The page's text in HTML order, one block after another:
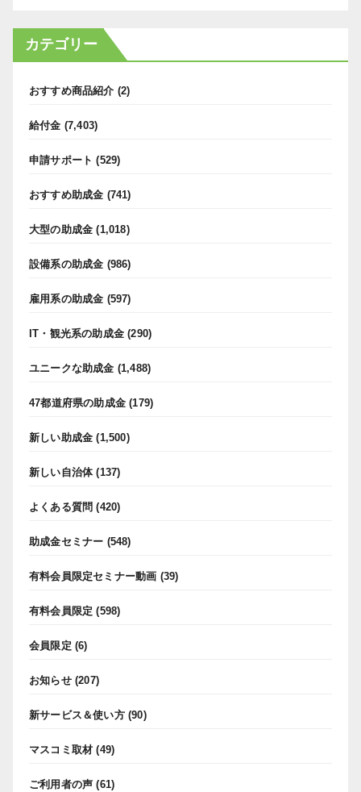
カテゴリー
おすすめ商品紹介 (2)
給付金 (7,403)
申請サポート (529)
おすすめ助成金 (741)
大型の助成金 (1,018)
設備系の助成金 (986)
雇用系の助成金 (597)
IT・観光系の助成金 (290)
ユニークな助成金 (1,488)
47都道府県の助成金 (179)
新しい助成金 (1,500)
新しい自治体(137)
よくある質問 (420)
助成金セミナー (548)
有料会員限定セミナー動画 (39)
有料会員限定 (598)
会員限定 (6)
お知らせ(207)
新サービス＆使い方(90)
マスコミ取材 (49)
ご利用者の声 (61)